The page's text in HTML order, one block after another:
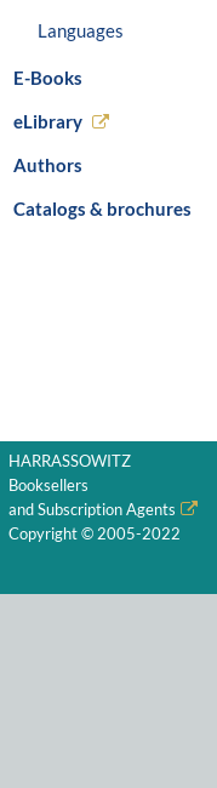
Languages
E-Books
eLibrary
Authors
Catalogs & brochures
HARRASSOWITZ
Booksellers
and Subscription Agents
Copyright © 2005-2022